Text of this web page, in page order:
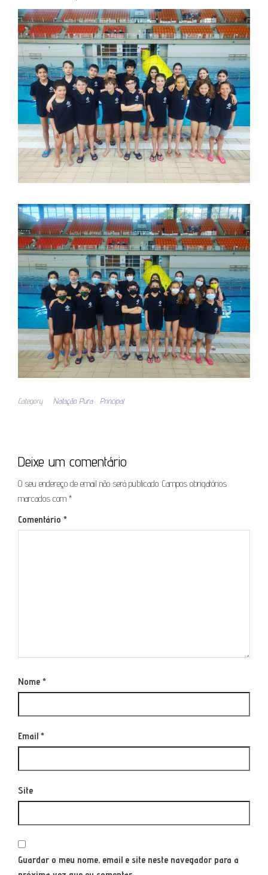
Category Natação Pura Principal
Deixe um comentário
O seu endereço de email não será publicado. Campos obrigatórios
marcados com *
Comentário *
Nome *
Email *
Site
Guardar o meu nome, email e site neste navegador para a